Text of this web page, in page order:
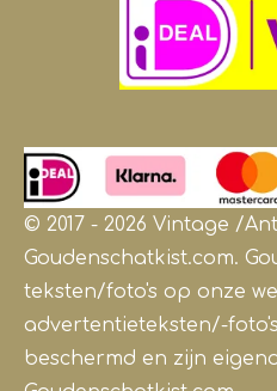
© 2017 - 2026 Vintage /
Goudenschatkist.com.
teksten/foto's op onze
advertentieteksten/-
beschermd en zijn